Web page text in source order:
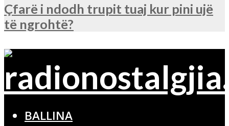
Çfarë i ndodh trupit tuaj kur pini ujë
të ngrohtë?
BALLINA